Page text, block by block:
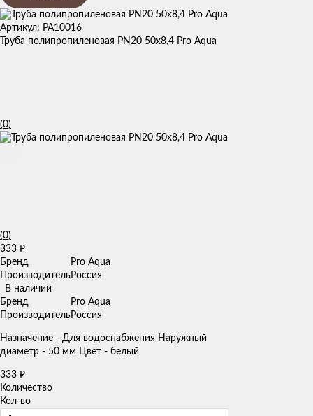
Артикул: PA10016
Труба полипропиленовая PN20 50х8,4 Pro Aqua
(0)
(0)
333 ₽
Бренд
Pro Aqua
ПроизводительРоссия
В наличии
Бренд
Pro Aqua
ПроизводительРоссия
Назначение - Для водоснабжения Наружный
диаметр - 50 мм Цвет - белый
333 ₽
Количество
Кол-во